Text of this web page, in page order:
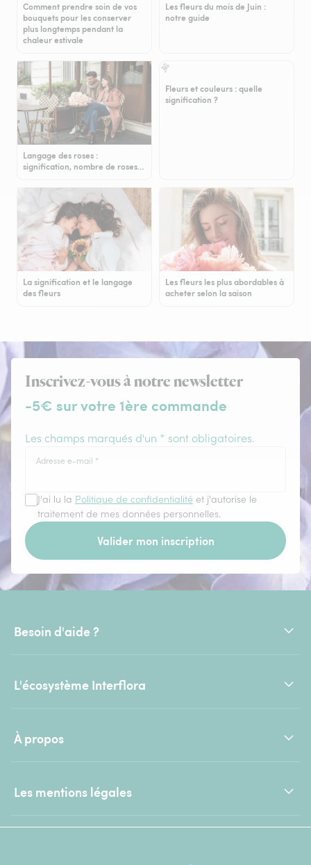
Comment prendre soin de vos
bouquets pour les conserver
plus longtemps pendant la
chaleur estivale
Les fleurs du mois de Juin :
notre guide
Langage des roses :
signification, nombre de roses…
Fleurs et couleurs : quelle
signification ?
La signification et le langage
des fleurs
Les fleurs les plus abordables à
acheter selon la saison
Inscrivez-vous à notre newsletter
-5€ sur votre 1ère commande
Les champs marqués d'un * sont obligatoires.
Adresse e-mail *
J'ai lu la Politique de confidentialité et j'autorise le
traitement de mes données personnelles.
Valider mon inscription
Besoin d'aide ?
L'écosystème Interflora
À propos
Les mentions légales